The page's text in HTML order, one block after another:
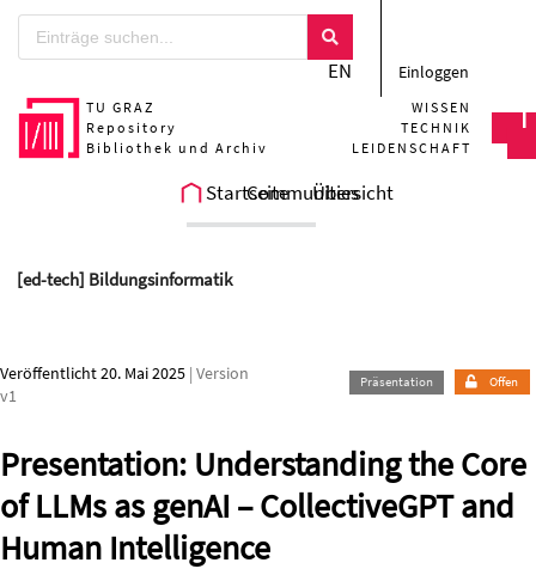
Zum Hauptteil springen
EN Einloggen
TU GRAZ
Repository
Bibliothek und Archiv
WISSEN
TECHNIK
LEIDENSCHAFT
StartseiteCommunities
Übersicht
[ed-tech] Bildungsinformatik
Veröffentlicht 20. Mai 2025 | Version
v1
Präsentation Offen
Presentation: Understanding the Core
of LLMs as genAI – CollectiveGPT and
Human Intelligence